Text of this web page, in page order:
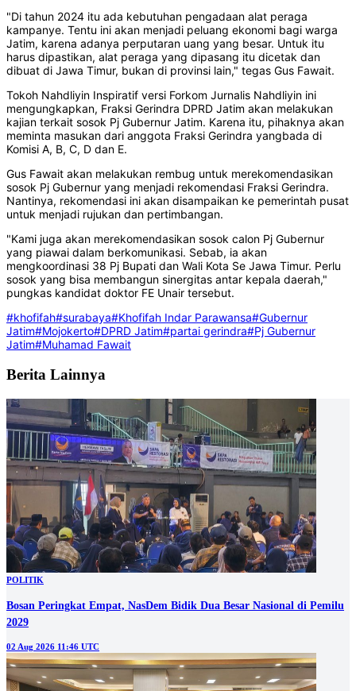
"Di tahun 2024 itu ada kebutuhan pengadaan alat peraga
kampanye. Tentu ini akan menjadi peluang ekonomi bagi warga
Jatim, karena adanya perputaran uang yang besar. Untuk itu
harus dipastikan, alat peraga yang dipasang itu dicetak dan
dibuat di Jawa Timur, bukan di provinsi lain," tegas Gus Fawait.
Tokoh Nahdliyin Inspiratif versi Forkom Jurnalis Nahdliyin ini
mengungkapkan, Fraksi Gerindra DPRD Jatim akan melakukan
kajian terkait sosok Pj Gubernur Jatim. Karena itu, pihaknya akan
meminta masukan dari anggota Fraksi Gerindra yangbada di
Komisi A, B, C, D dan E.
Gus Fawait akan melakukan rembug untuk merekomendasikan
sosok Pj Gubernur yang menjadi rekomendasi Fraksi Gerindra.
Nantinya, rekomendasi ini akan disampaikan ke pemerintah pusat
untuk menjadi rujukan dan pertimbangan.
"Kami juga akan merekomendasikan sosok calon Pj Gubernur
yang piawai dalam berkomunikasi. Sebab, ia akan
mengkoordinasi 38 Pj Bupati dan Wali Kota Se Jawa Timur. Perlu
sosok yang bisa membangun sinergitas antar kepala daerah,"
pungkas kandidat doktor FE Unair tersebut.
#khofifah#surabaya#Khofifah Indar Parawansa#Gubernur
Jatim#Mojokerto#DPRD Jatim#partai gerindra#Pj Gubernur
Jatim#Muhamad Fawait
Berita Lainnya
POLITIK
Bosan Peringkat Empat, NasDem Bidik Dua Besar Nasional di Pemilu
2029
02 Aug 2026 11:46 UTC